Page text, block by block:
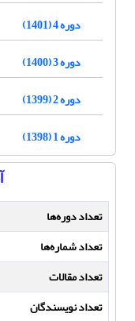
دوره 4 (1401)
دوره 3 (1400)
دوره 2 (1399)
دوره 1 (1398)
تعداد دوره‌ها
تعداد شماره‌ها
تعداد مقالات
تعداد نویسندگان